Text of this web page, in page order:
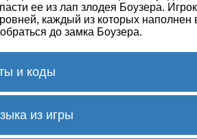
ее из лап злодея Боузера.
каждый из которых наполнен
до замка Боузера.
и коды
Super Mario World:
Разблокируйте Звездную дорогу:
из игры